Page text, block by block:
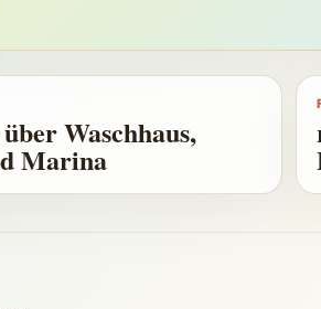
Waschhaus,
Marina